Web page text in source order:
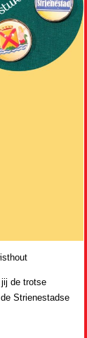
jij de trotse
Strienestadse